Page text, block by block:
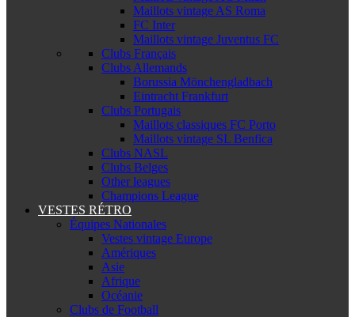
Maillots vintage AS Roma
FC Inter
Maillots vintage Juventus FC
Clubs Français
Clubs Allemands
Borussia Mönchengladbach
Eintracht Frankfurt
Clubs Portugais
Maillots classiques FC Porto
Maillots vintage SL Benfica
Clubs NASL
Clubs Belges
Other leagues
Champions League
VESTES RÉTRO
Équipes Nationales
Vestes vintage Europe
Amériques
Asie
Afrique
Océanie
Clubs de Football